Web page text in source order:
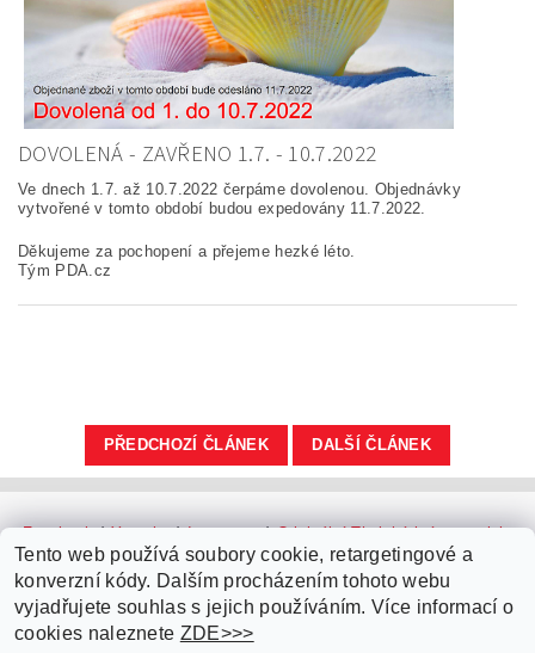
DOVOLENÁ - ZAVŘENO 1.7. - 10.7.2022
Ve dnech 1.7. až 10.7.2022 čerpáme dovolenou. Objednávky
vytvořené v tomto období budou expedovány 11.7.2022.
Děkujeme za pochopení a přejeme hezké léto.
Tým PDA.cz
PŘEDCHOZÍ ČLÁNEK DALŠÍ ČLÁNEK
Facebook | Youtube | Instagram | Originální Thajské krémy a oleje
| Platební brána ComGate
Tento web používá soubory cookie, retargetingové a
konverzní kódy. Dalším procházením tohoto webu
vyjadřujete souhlas s jejich používáním. Více informací o
cookies naleznete ZDE>>>